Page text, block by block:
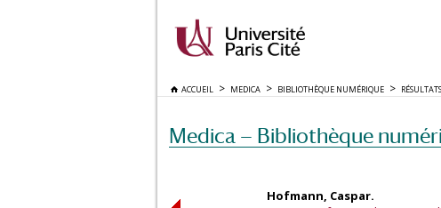
ACCUEIL MEDICA BIBLIOTHÈQUE NUMÉRIQUE
Medica — Bibliothèque
Hofmann, Caspar.